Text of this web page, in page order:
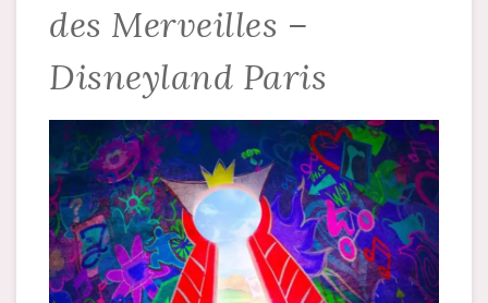
des Merveilles –
Disneyland Paris